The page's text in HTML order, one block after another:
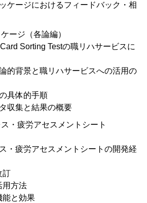
ケージにおけるフィードバック・相
ージ（各論編）
Sorting Testの職リハサービスに
的背景と職リハサービスへの活用の
具体的手順
収集と結果の概要
・疲労アセスメントシート
・疲労アセスメントシートの開発経
訂
用方法
能と効果